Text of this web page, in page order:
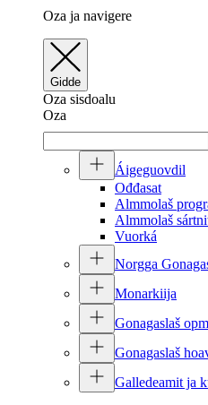
Oza ja navigere
Gidde
Oza sisdoalu
Oza
Áigeguovdil
Ođđasat
Almmolaš
Almmolaš
Vuorká
Norgga
Monarkiija
Gonagaslaš
Gonagaslaš
Galledeamit ja